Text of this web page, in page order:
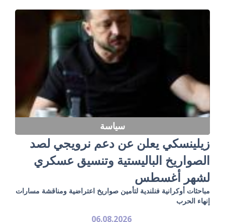
سياسة
زيلينسكي يعلن عن دعم نرويجي لصد
الصواريخ الباليستية وتنسيق عسكري
لشهر أغسطس
مباحثات أوكرانية فنلندية لتأمين صواريخ اعتراضية ومناقشة مسارات
إنهاء الحرب
06.08.2026